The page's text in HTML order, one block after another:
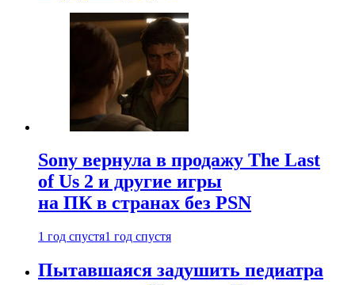
Sony вернула в продажу The Last
of Us 2 и другие игры
на ПК в странах без PSN
1 год спустя1 год спустя
Пытавшаяся задушить педиатра